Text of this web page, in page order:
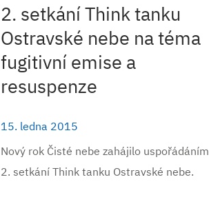
2. setkání Think tanku
Ostravské nebe na téma
fugitivní emise a
resuspenze
15. ledna 2015
Nový rok Čisté nebe zahájilo uspořádáním
2. setkání Think tanku Ostravské nebe.